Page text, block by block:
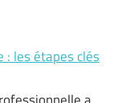
: les étapes clés